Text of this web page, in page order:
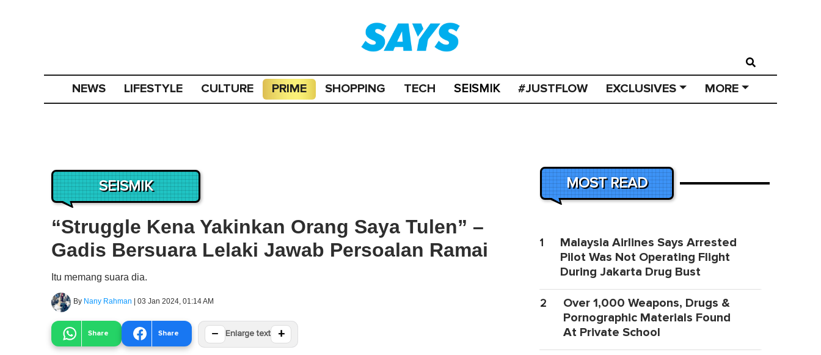
NEWS LIFESTYLE CULTURE PRIME SHOPPING TECH SEISMIK #JUSTFLOW EXCLUSIVES MORE
SEISMIK
“Struggle Kena Yakinkan Orang Saya Tulen” –
Gadis Bersuara Lelaki Jawab Persoalan Ramai
Itu memang suara dia.
By Nany Rahman | 03 Jan 2024, 01:14 AM
Share Share − Enlarge text +
MOST READ
1
Malaysia Airlines Says Arrested
Pilot Was Not Operating Flight
During Jakarta Drug Bust
2
Over 1,000 Weapons, Drugs &
Pornographic Materials Found
At Private School